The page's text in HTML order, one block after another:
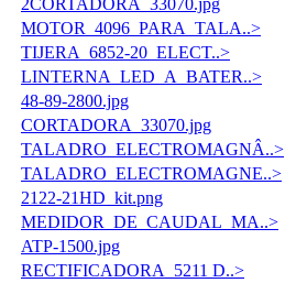
MOTOR_4096_PARA_TALA..>
TIJERA_6852-20_ELECT..>
LINTERNA_LED_A_BATER..>
48-89-2800.jpg
CORTADORA_33070.jpg
TALADRO_ELECTROMAGNÂ..>
TALADRO_ELECTROMAGNE..>
2122-21HD_kit.png
MEDIDOR_DE_CAUDAL_MA..>
ATP-1500.jpg
RECTIFICADORA_5211 D..>